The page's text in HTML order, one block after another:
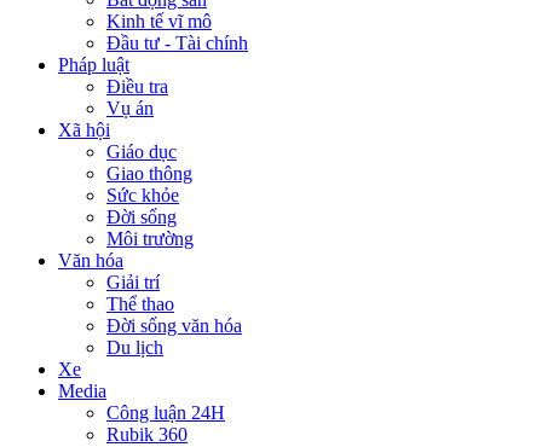
Kinh tế vĩ mô
Đầu tư - Tài chính
Pháp luật
Điều tra
Vụ án
Xã hội
Giáo dục
Giao thông
Sức khỏe
Đời sống
Môi trường
Văn hóa
Giải trí
Thể thao
Đời sống văn hóa
Du lịch
Xe
Media
Công luận 24H
Rubik 360